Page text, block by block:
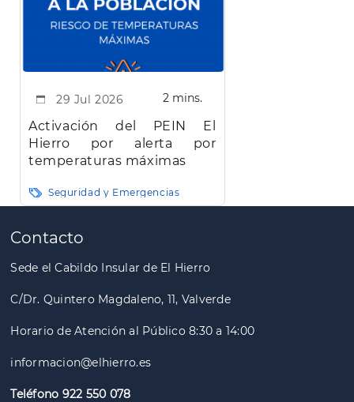
29 Jul 2026 2 mins.
Activación del PEIN El
Hierro por alerta por
temperaturas máximas
Seguridad y Emergencias
Paginación
Contacto
Sede el Cabildo Insular de El Hierro
C/Dr. Quintero Magdaleno, 11, Valverde
Horario de Atención al Público 8:30 a 14:00
informacion@elhierro.es
Teléfono 922 550 078